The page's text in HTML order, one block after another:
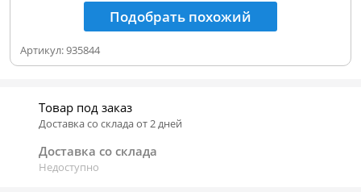
Подобрать похожий
Артикул:935844
Товар под заказ
Доставка со склада от 2 дней
Доставка со склада
Недоступно